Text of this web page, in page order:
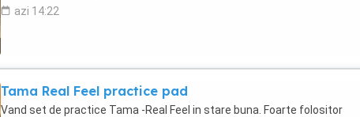
azi 14:22
Tama Real Feel practice pad
Vand set de practice Tama -Real Feel in stare buna. Foarte folositor